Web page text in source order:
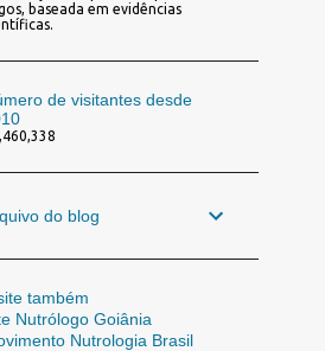
baseada em evidências
de visitantes desde
do blog
também
Nutrólogo Goiânia
Nutrologia Brasil